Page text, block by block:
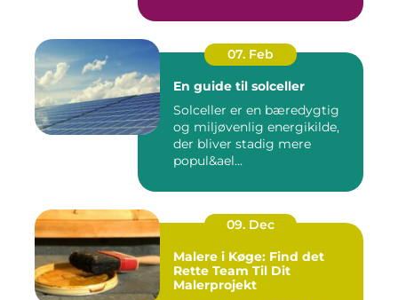
07. Feb
En guide til solceller
Solceller er en bæredygtig
og miljøvenlig energikilde,
der bliver stadig mere
popul&ael...
09. Dec
Malere i Køge: Find det
Rette Team Til Dit
Malerprojekt